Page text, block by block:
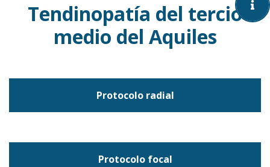
¿Qué son?
Contraindicaciones
Protocolos
Fisioterapia / Rehabilitación/
Traumatología/ Neurorehabilitación
Dermatología / Vascular
Tendinopatía del tercio
medio del Aquiles
Protocolo radial
Protocolo focal